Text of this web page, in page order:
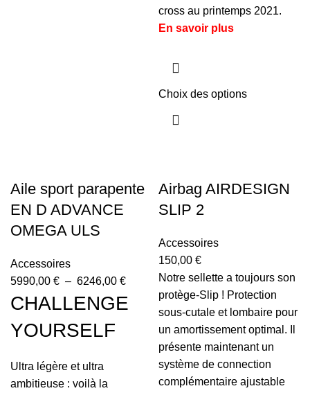
cross au printemps 2021.
En savoir plus
Choix des options
Aile sport parapente
EN D ADVANCE
OMEGA ULS
Accessoires
5990,00 € – 6246,00 €
CHALLENGE
YOURSELF
Ultra légère et ultra
ambitieuse : voilà la
Airbag AIRDESIGN
SLIP 2
Accessoires
150,00 €
Notre sellette a toujours son
protège-Slip ! Protection
sous-cutale et lombaire pour
un amortissement optimal. Il
présente maintenant un
système de connection
complémentaire ajustable